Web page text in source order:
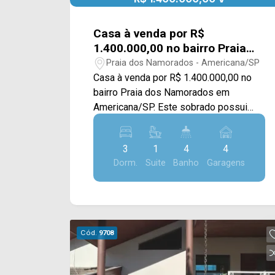
Casa à venda por R$
1.400.000,00 no bairro Praia
dos Namorados em
Americana/SP
Praia dos Namorados - Americana/SP
Casa à venda por R$ 1.400.000,00 no
bairro Praia dos Namorados em
Americana/SP. Este sobrado possui
560M² de terreno e 273M² de
construção, oferecendo ampla sala de
estar e de jantar integradas, cozinha
planejada, despensa, espaço gourmet
com churrasqueira, piscina, quintal
sendo 01 suíte; > 04 banheiros, sendo
01 social, 01 externo e 01 lavabo; > 04
vagas de garagem. Localizado próximo
à Av. Comendador Thomáz Fortunato e
3
Dorm.
1
Suite
4
Banho
4
Garagens
Cód. 9708